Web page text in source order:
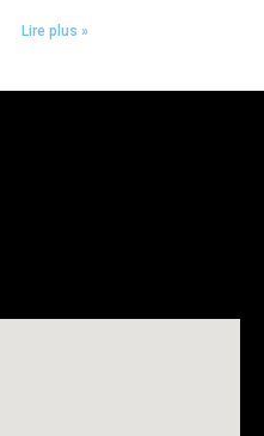
Lire plus »